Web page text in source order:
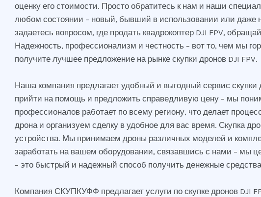
оценку его стоимости. Просто обратитесь к нам и наши
любом состоянии – новый, бывший в использовании или даже
задаетесь вопросом, где продать квадрокоптер DJI FPV,
Надежность, профессионализм и честность – вот то, чем мы
получите лучшее предложение на рынке скупки дронов DJI FPV.
Наша компания предлагает удобный и выгодный сервис
прийти на помощь и предложить справедливую цену – мы
профессионалов работает по всему региону, что делает
дрона и организуем сделку в удобное для вас время. Скупка
устройства. Мы принимаем дроны различных моделей и
заработать на вашем оборудовании, связавшись с нами – мы
– это быстрый и надежный способ получить денежные
Компания СКУПКУФФ предлагает услуги по скупке дронов DJI